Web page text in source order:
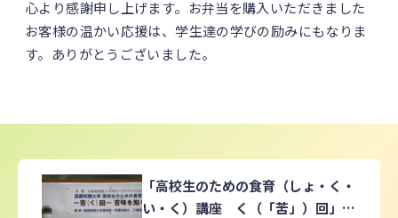
心より感謝申し上げます。お弁当を購入いただきました
お客様の温かい応援は、学生達の学びの励みにもなりま
す。ありがとうございました。
「高校生のための食育（しょ・く・
い・く）講座 く（「苦」）回」を